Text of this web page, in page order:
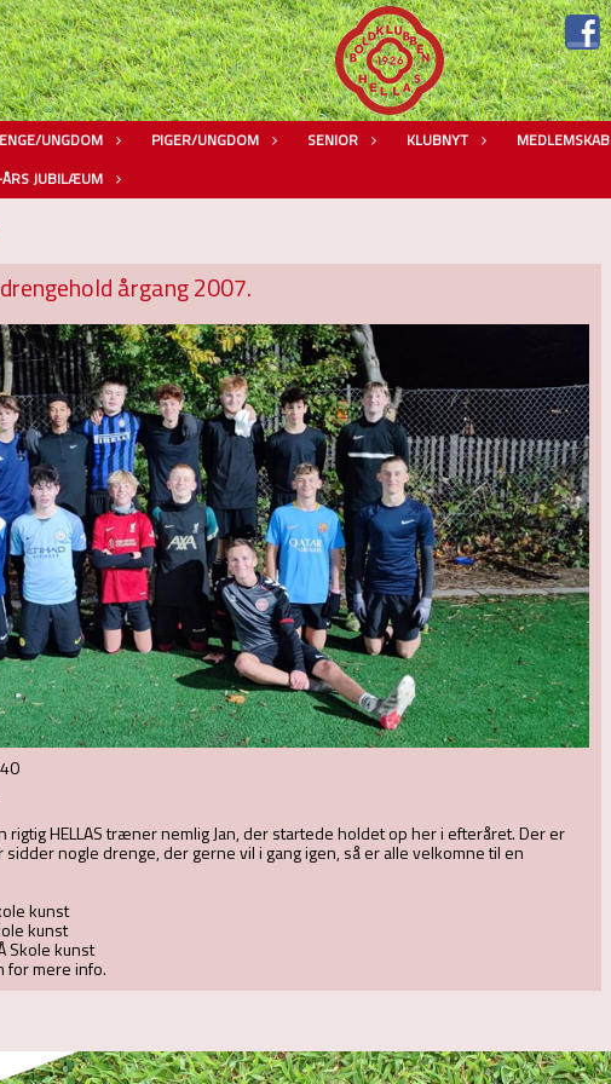
UNGDOM PIGER/UNGDOM SENIOR KLUBNYT MEDLEMSKAB
JUBILÆUM
årgang 2007.
HELLAS træner nemlig Jan, der startede holdet op her i efteråret. Der er
nogle drenge, der gerne vil i gang igen, så er alle velkomne til en
kunst
kunst
Skole kunst
for mere info.